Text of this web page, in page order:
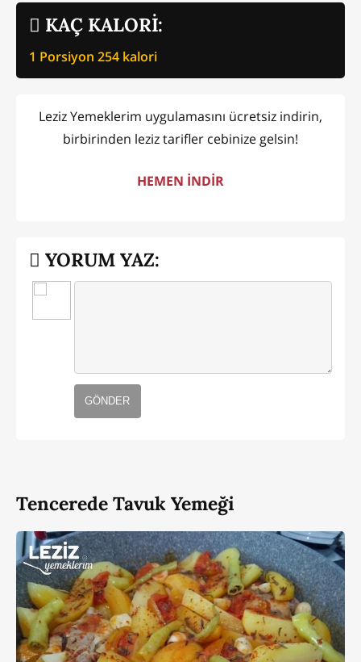
KAÇ KALORİ:
1 Porsiyon 254 kalori
Leziz Yemeklerim uygulamasını ücretsiz indirin,
birbirinden leziz tarifler cebinize gelsin!
HEMEN İNDİR
YORUM YAZ:
GÖNDER
Tencerede Tavuk Yemeği